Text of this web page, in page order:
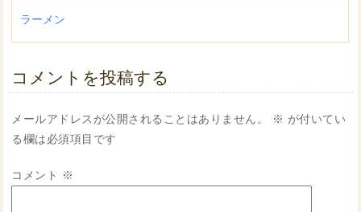
ラーメン
コメントを投稿する
メールアドレスが公開されることはありません。 ※ が付いてい
る欄は必須項目です
コメント ※